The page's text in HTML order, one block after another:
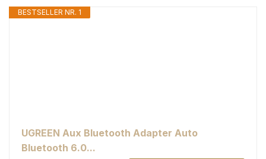
BESTSELLER NR. 1
UGREEN Aux Bluetooth Adapter Auto
Bluetooth 6.0...